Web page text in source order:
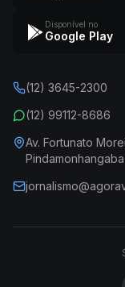
Disponível no
Google Play
(12) 3645-2300
(12) 99112-8686
Av. Fortunato